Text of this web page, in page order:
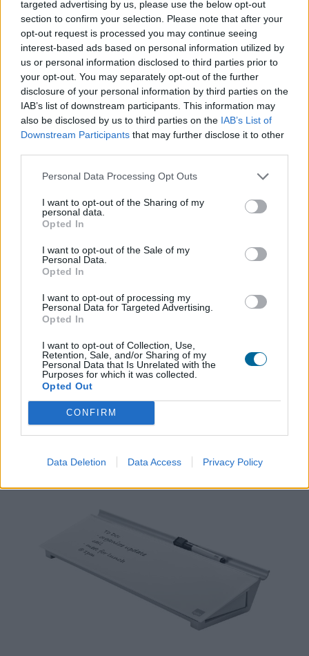
targeted advertising by us, please use the below opt-out
section to confirm your selection. Please note that after your
opt-out request is processed you may continue seeing
interest-based ads based on personal information utilized by
us or personal information disclosed to third parties prior to
your opt-out. You may separately opt-out of the further
disclosure of your personal information by third parties on the
IAB’s list of downstream participants. This information may
also be disclosed by us to third parties on the IAB’s List of
Downstream Participants that may further disclose it to other
Personal Data Processing Opt Outs
I want to opt-out of the Sharing of my
personal data.
Opted In
I want to opt-out of the Sale of my
Personal Data.
Opted In
I want to opt-out of processing my
Personal Data for Targeted Advertising.
Opted In
I want to opt-out of Collection, Use,
Retention, Sale, and/or Sharing of my
Personal Data that Is Unrelated with the
Purposes for which it was collected.
Opted Out
CONFIRM
Data Deletion Data Access Privacy Policy
Valoraciones (0)
Información adicional
Peso 20 kg
Dimensiones 70 × 74,5 × 185 cm
Color Blanco
Marca Nobo
Guía de instalación Descargar
Productos relacionados